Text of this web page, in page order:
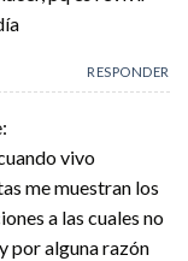
RESPONDER
vivo
me muestran los
a las cuales no
por alguna razón